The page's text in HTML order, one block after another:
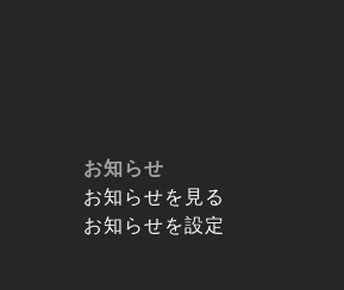
お知らせ
お知らせを見る
お知らせを設定